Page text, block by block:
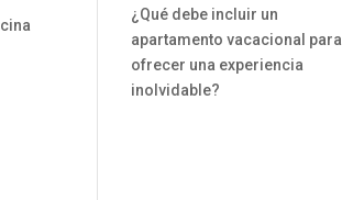
¿Qué debe incluir un
apartamento vacacional para
ofrecer una experiencia
inolvidable?